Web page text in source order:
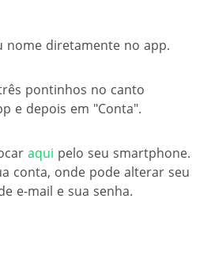
nome diretamente no app.
pontinhos no canto
e depois em "Conta".
aqui pelo seu smartphone.
conta, onde pode alterar seu
e-mail e sua senha.